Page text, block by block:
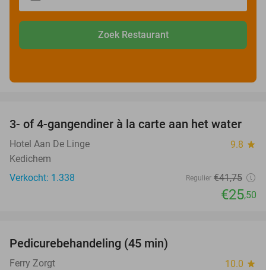
Zoek Restaurant
39%
3- of 4-gangendiner à la carte aan het water
Hotel Aan De Linge 9.8 star
Kedichem
Verkocht: 1.338
Regulier €41,75
€25,50
OUT
Pedicurebehandeling (45 min)
Ferry Zorgt 10.0 star